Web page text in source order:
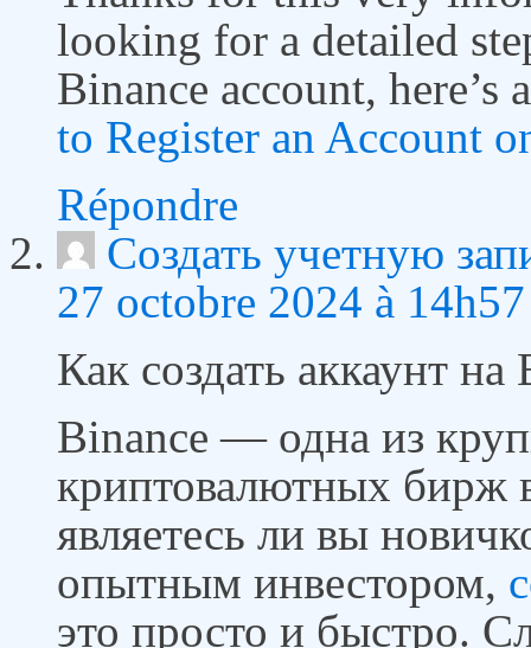
looking for a detailed
Binance account,
to Register an Account
Répondre
Создать учетную
27 octobre 2024 à 14h57
Как создать аккаунт на
Binance — одна из
криптовалютных бирж
являетесь ли вы
опытным инвестором,
это просто и быстро.